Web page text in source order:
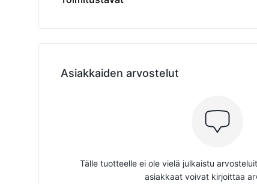
Asiakkaiden arvostelut
Tälle tuotteelle ei ole vielä julkaistu
asiakkaat voivat kirjoittaa